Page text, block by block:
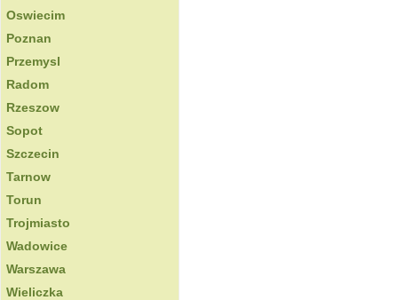
Oswiecim
Poznan
Przemysl
Radom
Rzeszow
Sopot
Szczecin
Tarnow
Torun
Trojmiasto
Wadowice
Warszawa
Wieliczka